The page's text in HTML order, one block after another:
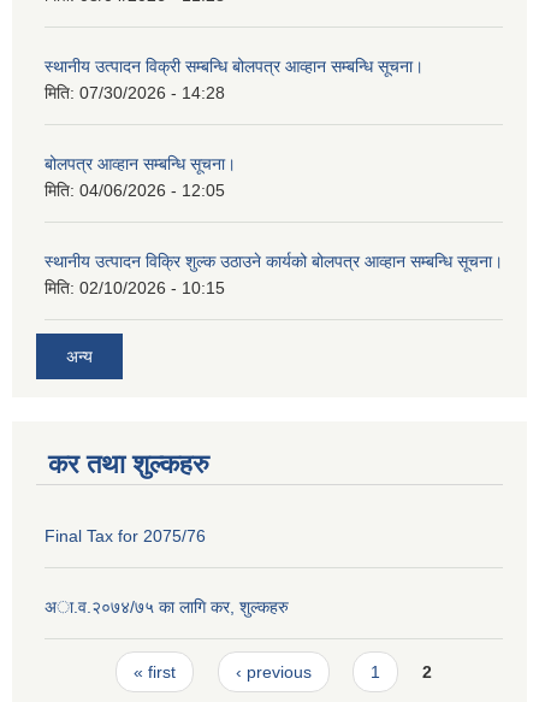
स्थानीय उत्पादन विक्री सम्बन्धि बोलपत्र आव्हान सम्बन्धि सूचना।
मिति: 07/30/2026 - 14:28
बोलपत्र आव्हान सम्बन्धि सूचना।
मिति: 04/06/2026 - 12:05
स्थानीय उत्पादन विक्रि शुल्क उठाउने कार्यको बोलपत्र आव्हान सम्बन्धि सूचना।
मिति: 02/10/2026 - 10:15
अन्य
कर तथा शुल्कहरु
Final Tax for 2075/76
अा‍.व.२०७४/७५ का लागि कर, शुल्कहरु
Pages« first ‹ previous 1 2